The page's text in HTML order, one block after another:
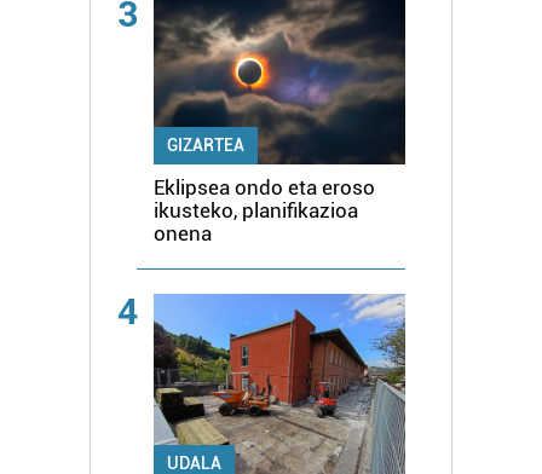
3
GIZARTEA
Eklipsea ondo eta eroso
ikusteko, planifikazioa
onena
4
UDALA